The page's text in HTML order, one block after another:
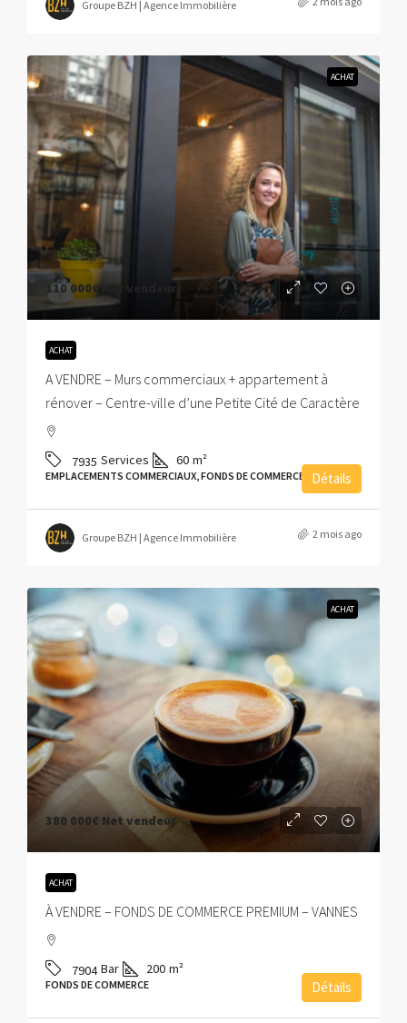
Groupe BZH | Agence Immobilière
ACHAT
110 000€Net vendeur
ACHAT
A VENDRE – Murs commerciaux + appartement à
rénover – Centre-ville d’une Petite Cité de Caractère
7935 Services 60 m²
EMPLACEMENTS COMMERCIAUX, FONDS DE COMMERCE Détails
Groupe BZH | Agence Immobilière 2 mois ago
ACHAT
380 000€ Net vendeur
ACHAT
À VENDRE – FONDS DE COMMERCE PREMIUM – VANNES
7904 Bar 200 m²
FONDS DE COMMERCE Détails